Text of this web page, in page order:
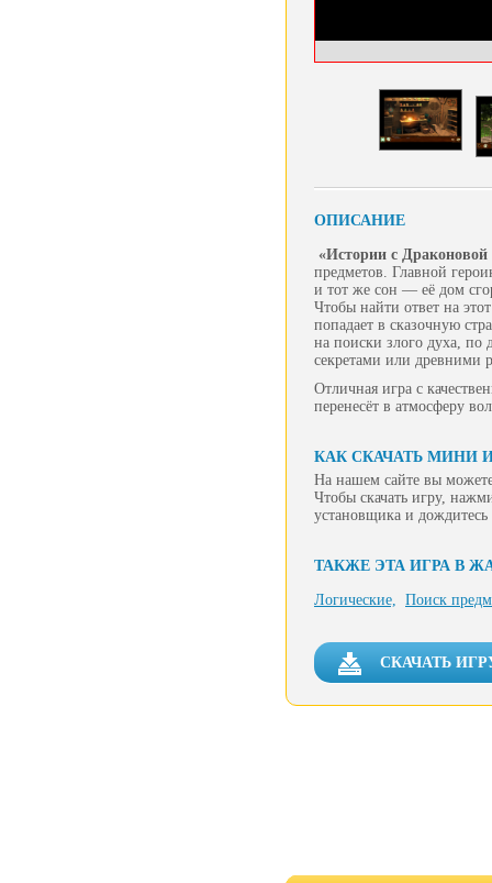
ОПИСАНИЕ
«Истории с
предметов. Главной
и тот же сон — её дом
Чтобы найти ответ на
попадает в сказочную
на поиски злого духа, по
секретами или древними
Отличная игра с
перенесёт в атмосферу
КАК СКАЧАТЬ МИНИ
На нашем сайте вы
Чтобы скачать игру,
установщика и
ТАКЖЕ ЭТА ИГРА В
Логические, Поиск
СКАЧАТЬ